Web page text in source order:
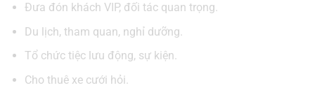
Đưa đón khách VIP, đối tác quan trọng.
Du lịch, tham quan, nghỉ dưỡng.
Tổ chức tiệc lưu động, sự kiện.
Cho thuê xe cưới hỏi.